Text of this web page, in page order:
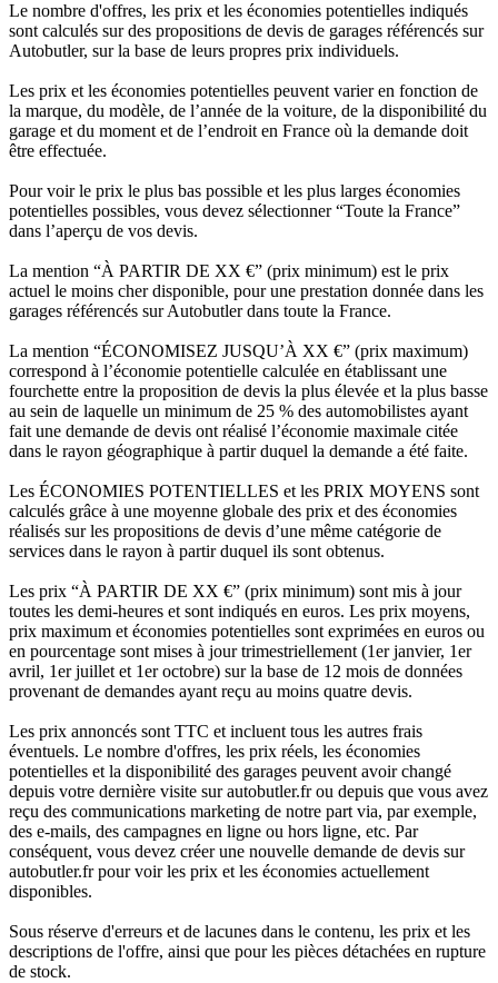
Le nombre d'offres, les prix et les économies potentielles indiqués
sont calculés sur des propositions de devis de garages référencés sur
Autobutler, sur la base de leurs propres prix individuels.
Les prix et les économies potentielles peuvent varier en fonction de
la marque, du modèle, de l’année de la voiture, de la disponibilité du
garage et du moment et de l’endroit en France où la demande doit
être effectuée.
Pour voir le prix le plus bas possible et les plus larges économies
potentielles possibles, vous devez sélectionner “Toute la France”
dans l’aperçu de vos devis.
La mention “À PARTIR DE XX €” (prix minimum) est le prix
actuel le moins cher disponible, pour une prestation donnée dans les
garages référencés sur Autobutler dans toute la France.
La mention “ÉCONOMISEZ JUSQU’À XX €” (prix maximum)
correspond à l’économie potentielle calculée en établissant une
fourchette entre la proposition de devis la plus élevée et la plus basse
au sein de laquelle un minimum de 25 % des automobilistes ayant
fait une demande de devis ont réalisé l’économie maximale citée
dans le rayon géographique à partir duquel la demande a été faite.
Les ÉCONOMIES POTENTIELLES et les PRIX MOYENS sont
calculés grâce à une moyenne globale des prix et des économies
réalisés sur les propositions de devis d’une même catégorie de
services dans le rayon à partir duquel ils sont obtenus.
Les prix “À PARTIR DE XX €” (prix minimum) sont mis à jour
toutes les demi-heures et sont indiqués en euros. Les prix moyens,
prix maximum et économies potentielles sont exprimées en euros ou
en pourcentage sont mises à jour trimestriellement (1er janvier, 1er
avril, 1er juillet et 1er octobre) sur la base de 12 mois de données
provenant de demandes ayant reçu au moins quatre devis.
Les prix annoncés sont TTC et incluent tous les autres frais
éventuels. Le nombre d'offres, les prix réels, les économies
potentielles et la disponibilité des garages peuvent avoir changé
depuis votre dernière visite sur autobutler.fr ou depuis que vous avez
reçu des communications marketing de notre part via, par exemple,
des e-mails, des campagnes en ligne ou hors ligne, etc. Par
conséquent, vous devez créer une nouvelle demande de devis sur
autobutler.fr pour voir les prix et les économies actuellement
disponibles.
Sous réserve d'erreurs et de lacunes dans le contenu, les prix et les
descriptions de l'offre, ainsi que pour les pièces détachées en rupture
de stock.